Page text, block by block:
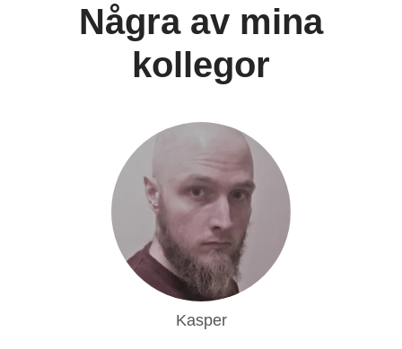
Några av mina
kollegor
Kasper